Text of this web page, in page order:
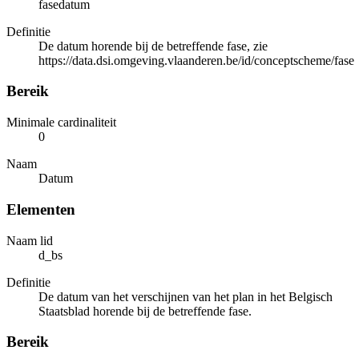
fasedatum
Definitie
De datum horende bij de betreffende fase, zie
https://data.dsi.omgeving.vlaanderen.be/id/conceptscheme/fase
Bereik
Minimale cardinaliteit
0
Naam
Datum
Elementen
Naam lid
d_bs
Definitie
De datum van het verschijnen van het plan in het Belgisch
Staatsblad horende bij de betreffende fase.
Bereik